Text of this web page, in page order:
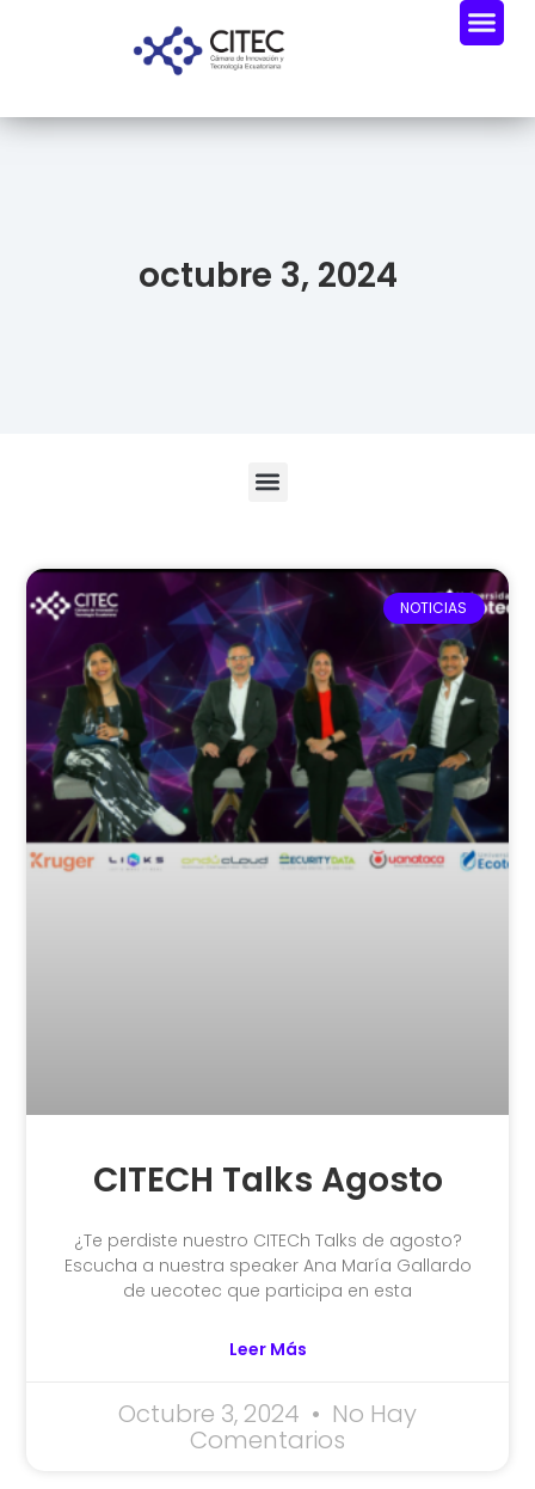
octubre 3, 2024
NOTICIAS
CITECH Talks Agosto
¿Te perdiste nuestro CITECh Talks de agosto?
Escucha a nuestra speaker Ana María Gallardo
de uecotec que participa en esta
Leer Más
Octubre 3, 2024 No Hay
Comentarios